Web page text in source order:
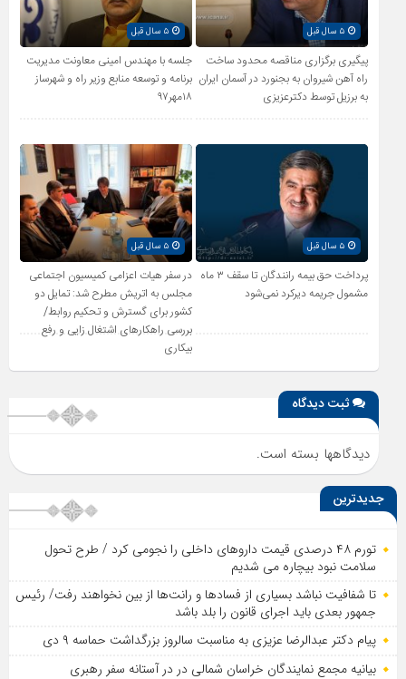
۵ سال قبل
پیگیری برگزاری مناقصه محدود ساخت
راه آهن شیروان به بجنورد در آسمان ایران
به برزیل توسط دکترعزیزی
۵ سال قبل
جلسه با مهندس امینی معاونت مدیریت
برنامه و توسعه منابع وزیر راه و شهرساز
۱۸مهر۹۷
۵ سال قبل
پرداخت حق بیمه رانندگان تا سقف ۳ ماه
مشمول جریمه دیرکرد نمی‌شود
۵ سال قبل
در سفر هیات اعزامی کمیسیون اجتماعی
مجلس به اتریش مطرح شد: تمایل دو
کشور برای گسترش و تحکیم روابط/
بررسی راهکارهای اشتغال زایی و رفع
بیکاری
ثبت دیدگاه
دیدگاهها بسته است.
جدیدترین
تورم ۴۸ درصدی قیمت داروهای داخلی را نجومی کرد / طرح تحول
سلامت نبود بیچاره می شدیم
تا شفافیت نباشد بسیاری از فساد‌ها و رانت‌ها از بین نخواهند رفت/ رئیس
جمهور بعدی باید اجرای قانون را بلد باشد
پیام دکتر عبدالرضا عزیزی به مناسبت سالروز بزرگداشت حماسه ۹ دی
بیانیه مجمع نمایندگان خراسان شمالی در در آستانه سفر رهبری